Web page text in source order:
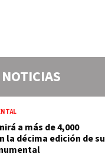
a más de 4,000
la décima edición de su